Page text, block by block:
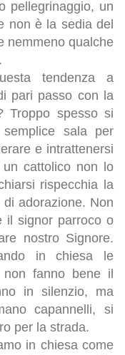
pellegrinaggio, un
non è la sedia del
nemmeno qualche
tendenza a
pari passo con la
Troppo spesso si
sala per
e intrattenersi
cattolico non lo
rispecchia la
adorazione. Non
il signor parroco o
nostro Signore.
in chiesa le
fanno bene il
in silenzio, ma
capannelli, si
per la strada.
in chiesa come